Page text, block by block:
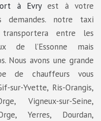
à Evryest à votre
demandes. notre taxi
entre les
de l’Essonne mais
Nous avons une grande
de chauffeurs vous
sur-Yvette, Ris-Orangis,
Vigneux-sur-Seine,
Yerres, Dourdan,